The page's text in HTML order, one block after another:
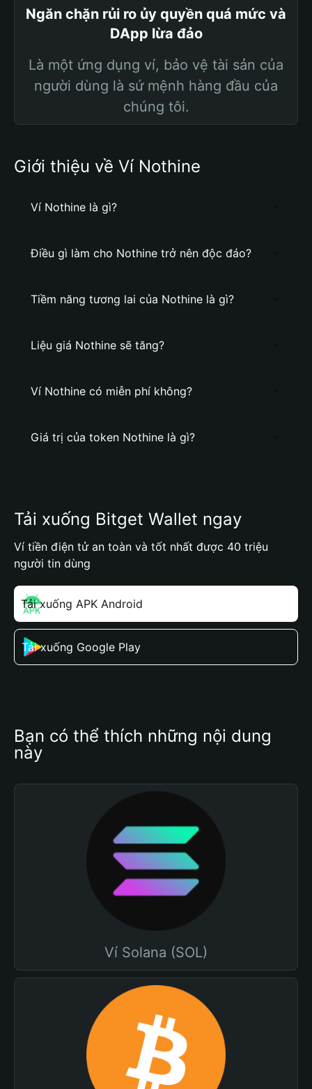
Ngăn chặn rủi ro ủy quyền quá mức và
DApp lừa đảo
Là một ứng dụng ví, bảo vệ tài sản của
người dùng là sứ mệnh hàng đầu của
chúng tôi.
Giới thiệu về Ví Nothine
Ví Nothine là gì?
Điều gì làm cho Nothine trở nên độc đáo?
Tiềm năng tương lai của Nothine là gì?
Liệu giá Nothine sẽ tăng?
Ví Nothine có miễn phí không?
Giá trị của token Nothine là gì?
Tải xuống Bitget Wallet ngay
Ví tiền điện tử an toàn và tốt nhất được 40 triệu
người tin dùng
Tải xuống APK Android
Tải xuống Google Play
Bạn có thể thích những nội dung
này
Ví Solana (SOL)